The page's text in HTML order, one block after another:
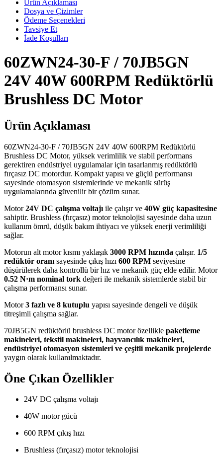
Ürün Açıklaması
Dosya ve Çizimler
Ödeme Seçenekleri
Tavsiye Et
İade Koşulları
60ZWN24-30-F / 70JB5GN
24V 40W 600RPM Redüktörlü
Brushless DC Motor
Ürün Açıklaması
60ZWN24-30-F / 70JB5GN 24V 40W 600RPM Redüktörlü
Brushless DC Motor, yüksek verimlilik ve stabil performans
gerektiren endüstriyel uygulamalar için tasarlanmış redüktörlü
fırçasız DC motordur. Kompakt yapısı ve güçlü performansı
sayesinde otomasyon sistemlerinde ve mekanik sürüş
uygulamalarında güvenilir bir çözüm sunar.
Motor24V DC çalışma voltajı ile çalışır ve 40W güç kapasitesine
sahiptir. Brushless (fırçasız) motor teknolojisi sayesinde daha uzun
kullanım ömrü, düşük bakım ihtiyacı ve yüksek enerji verimliliği
sağlar.
Motorun alt motor kısmı yaklaşık 3000 RPM hızında çalışır. 1/5
redüktör oranı sayesinde çıkış hızı 600 RPM seviyesine
düşürülerek daha kontrollü bir hız ve mekanik güç elde edilir. Motor
0.52 N·m nominal tork değeri ile mekanik sistemlerde stabil bir
çalışma performansı sunar.
Motor3 fazlı ve 8 kutuplu yapısı sayesinde dengeli ve düşük
titreşimli çalışma sağlar.
70JB5GN redüktörlü brushless DC motor özellikle paketleme
makineleri, tekstil makineleri, hayvancılık makineleri,
endüstriyel otomasyon sistemleri ve çeşitli mekanik projelerde
yaygın olarak kullanılmaktadır.
Öne Çıkan Özellikler
24V DC çalışma voltajı
40W motor gücü
600 RPM çıkış hızı
Brushless (fırçasız) motor teknolojisi